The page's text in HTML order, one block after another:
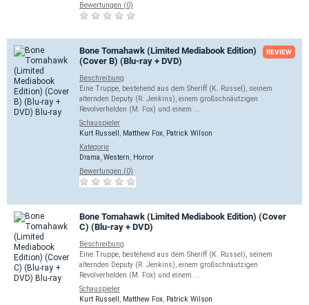
Bewertungen (0)
Bone Tomahawk (Limited Mediabook Edition)
(Cover B) (Blu-ray + DVD)
REVIEW
Beschreibung
Eine Truppe, bestehend aus dem Sheriff (K. Russel), seinem
alternden Deputy (R. Jenkins), einem großschnäutzigen
Revolverhelden (M. Fox) und einem ...
Schauspieler
Kurt Russell
Matthew Fox
Patrick Wilson
Kategorie
Drama Western
Horror
Bewertungen (0)
Bone Tomahawk (Limited Mediabook Edition) (Cover
C) (Blu-ray + DVD)
Beschreibung
Eine Truppe, bestehend aus dem Sheriff (K. Russel), seinem
alternden Deputy (R. Jenkins), einem großschnäutzigen
Revolverhelden (M. Fox) und einem ...
Schauspieler
Kurt Russell
Matthew Fox Patrick Wilson